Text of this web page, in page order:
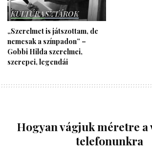
KULTÚRASZTÁROK
„Szerelmet is játszottam, de
nemcsak a színpadon” –
Gobbi Hilda szerelmei,
szerepei, legendái
Hogyan vágjuk méretre
telefonunkra